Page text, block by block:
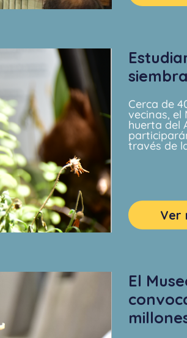
Cerca de
vecinas, el
huerta del
través de
Ver
El